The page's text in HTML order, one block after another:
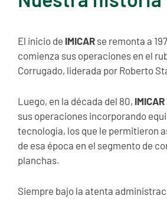
El inicio de IMICAR se remonta a
comienza sus operaciones en el
Corrugado, liderada por Roberto
Luego, en la década del 80, IMICAR
sus operaciones incorporando
tecnología, los que le permitieron
de esa época en el segmento de
planchas.
Siempre bajo la atenta